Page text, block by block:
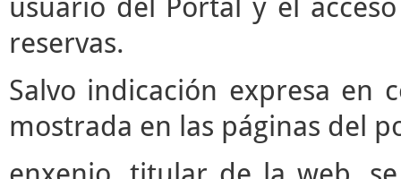
usuario del Portal y el
reservas.
Salvo indicación expresa en
mostrada en las páginas del